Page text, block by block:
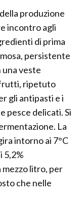
produzione
incontro agli
di prima
persistente
una veste
frutti, ripetuto
gli antipasti e i
pesce delicati. Si
La
intorno ai 7°C
5,2%
litro, per
che nelle